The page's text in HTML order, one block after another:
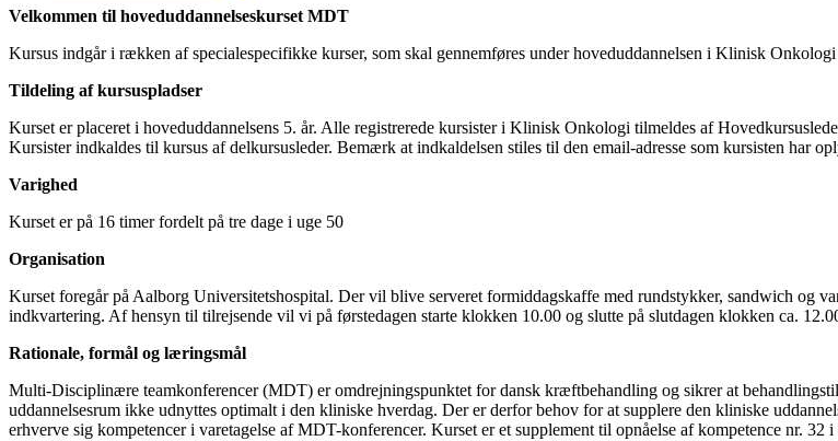
Velkommen til hoveduddannelseskurset MDT
Kursus indgår i rækken af specialespecifikke kurser, som skal gennemføres under hoveduddannelsen i Klinisk Onkologi
Tildeling af kursuspladser
Kurset er placeret i hoveduddannelsens 5. år. Alle registrerede kursister i Klinisk Onkologi tilmeldes af
Kursister indkaldes til kursus af delkursusleder. Bemærk at indkaldelsen stiles til den email-adresse som kursisten har
Varighed
Kurset er på 16 timer fordelt på tre dage i uge 50
Organisation
Kurset foregår på Aalborg Universitetshospital. Der vil blive serveret formiddagskaffe med rundstykker, sandwich og
indkvartering. Af hensyn til tilrejsende vil vi på førstedagen starte klokken 10.00 og slutte på slutdagen klokken ca.
Rationale, formål og læringsmål
Multi-Disciplinære teamkonferencer (MDT) er omdrejningspunktet for dansk kræftbehandling og sikrer at
uddannelsesrum ikke udnyttes optimalt i den kliniske hverdag. Der er derfor behov for at supplere den kliniske
erhverve sig kompetencer i varetagelse af MDT-konferencer. Kurset er et supplement til opnåelse af kompetence nr. 32